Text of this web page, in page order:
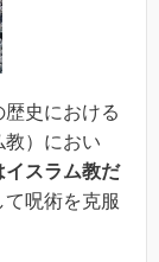
史における
教）におい
イスラム教だ
呪術を克服